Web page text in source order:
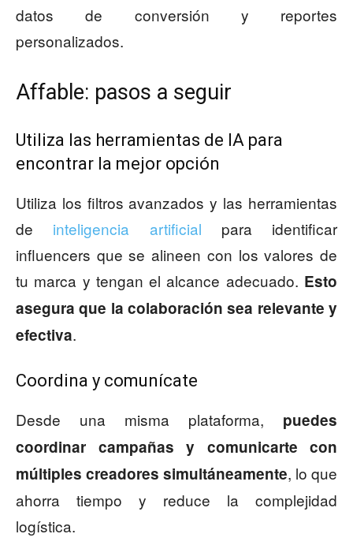
datos de conversión y reportes
personalizados.
Affable: pasos a seguir
Utiliza las herramientas de IA para
encontrar la mejor opción
Utiliza los filtros avanzados y las herramientas
de inteligencia artificial para identificar
influencers que se alineen con los valores de
tu marca y tengan el alcance adecuado. Esto
asegura que la colaboración sea relevante y
efectiva.
Coordina y comunícate
Desde una misma plataforma, puedes
coordinar campañas y comunicarte con
múltiples creadores simultáneamente, lo que
ahorra tiempo y reduce la complejidad
logística.